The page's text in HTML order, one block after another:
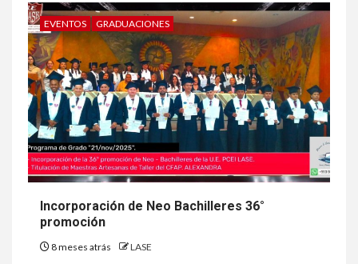
EVENTOS GRADUACIONES
Incorporación de Neo Bachilleres 36°
promoción
8 meses atrás LASE